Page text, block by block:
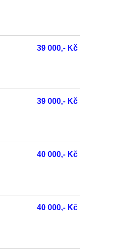
39 000,- Kč
39 000,- Kč
40 000,- Kč
40 000,- Kč